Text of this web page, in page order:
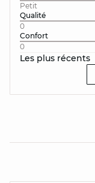
Petit
Qualité
0
Confort
0
Les plus récents